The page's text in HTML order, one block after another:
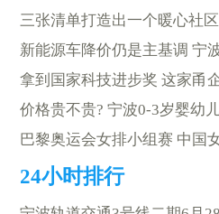
三张清单打造出一个暖心社
新能源车降价仍是主基调 宁
拿到国家科技进步奖 这家甬
价格贵不贵? 宁波0-3岁婴幼
巴黎奥运会女排小组赛 中国